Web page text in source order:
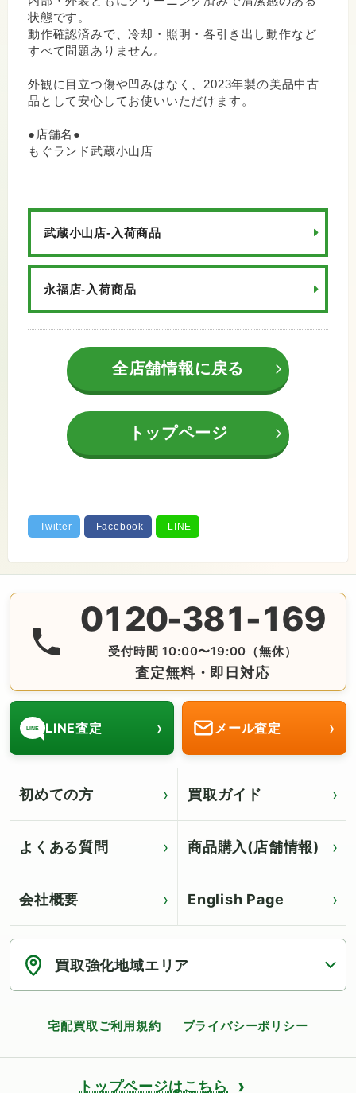
状態です。
動作確認済みで、冷却・照明・各引き出し動作など
すべて問題ありません。
外観に目立つ傷や凹みはなく、2023年製の美品中古
品として安心してお使いいただけます。
●店舗名●
もぐランド武蔵小山店
武蔵小山店-入荷商品
永福店-入荷商品
全店舗情報に戻る
トップページ
0120-381-169
受付時間 10:00〜19:00（無休）
査定無料・即日対応
無料の電話査定・見積もり お問合せは番号をタップ♪
LINE LINE査定 › メール査定 ›
初めての方 買取ガイド
よくある質問 商品購入(店舗情報)
会社概要 English Page
Click for English page
買取強化地域エリア
宅配買取ご利用規約 プライバシーポリシー
トップページはこちら